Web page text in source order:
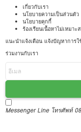
เกี่ยวกับเรา
นโยบายความเป็นส่วนตัว
นโยบายคุกกี้
ร้องเรียนเนื้อหาไม่เหมาะ
แนะนำแจ้งเตือน แจ้งปัญหาการใ
ร่วมงานกับเรา
Messenger Line โทรศัพท์